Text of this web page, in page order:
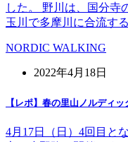
した。 野川は、国分寺
玉川で多摩川に合流す
NORDIC WALKING
2022年4月18日
【レポ】春の里山ノルディ
4月17日（日）4回目と